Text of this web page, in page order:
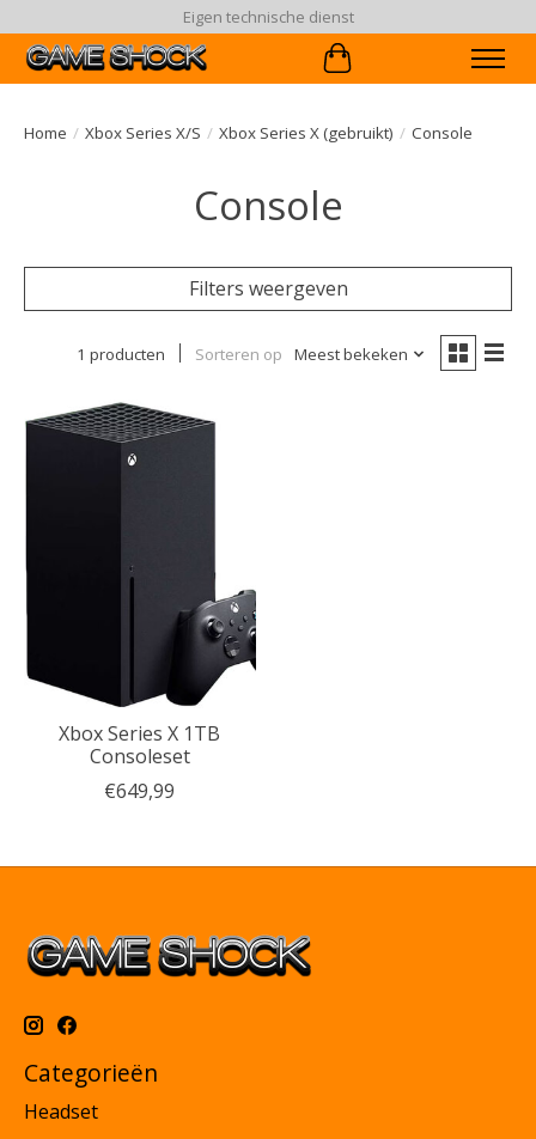
Eigen technische dienst
Winkelwagen
Home / Xbox Series X/S / Xbox Series X (gebruikt) / Console
Console
Filters weergeven
1 producten Sorteren op Meest bekeken
Xbox Series X 1TB
Consoleset
€649,99
Categorieën
Headset